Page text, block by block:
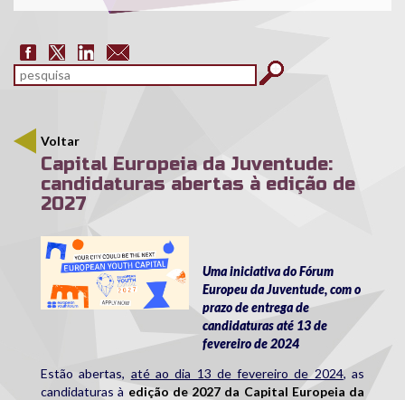
Formulário de pesquisa
pesquisar
Voltar
Capital Europeia da Juventude:
candidaturas abertas à edição de
2027
231204-27-eyc-launch_fb-event.jpg
Uma iniciativa do Fórum
Europeu da Juventude, com o
prazo de entrega de
candidaturas até 13 de
fevereiro de 2024
Estão abertas, até ao dia 13 de fevereiro de 2024, as
candidaturas à edição de 2027 da Capital Europeia da